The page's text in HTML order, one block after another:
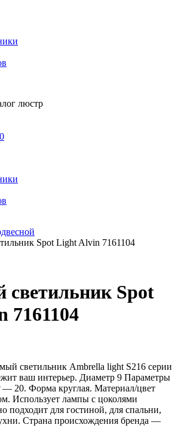
люстр
Spot Light Alvin 7161104
светильник Spot
7161104
светильник Ambrella light S216 серии
ваш интерьер. Диаметр 9 Параметры
20. Форма круглая. Материал/цвет
Использует лампы с цоколями
подходит для гостиной, для спальни,
Страна происхождения бренда —